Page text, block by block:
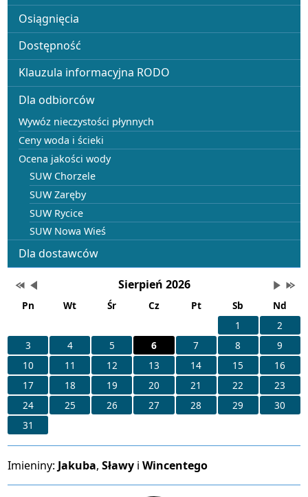
Osiągnięcia
Dostępność
Klauzula informacyjna RODO
Dla odbiorców
Wywóz nieczystości płynnych
Ceny woda i ścieki
Ocena jakości wody
SUW Chorzele
SUW Zaręby
SUW Rycice
SUW Nowa Wieś
Dla dostawców
Wydarzenia Lista wydarzeń w miesiącu
Sierpień 2026Brak wydarzeń w
Przestaw datę na Sierpień 2025
Przestaw datę na Lipiec 2026
Pn Wt Śr Cz Pt Sb
Nd
1
2
3
4 5 6 7 8
9
10
11 12 13 14 15
16
17
18 19 20 21 22
23
24
25 26 27 28 29
30
31
Imieniny
Imieniny:Jakuba,Sławy iWincentego